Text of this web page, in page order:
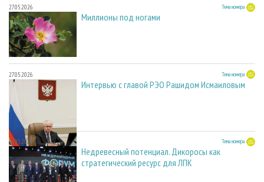
27.05.2026 Тема номера
Миллионы под ногами
27.05.2026 Тема номера
Интервью с главой РЭО Рашидом Исмаиловым
27.05.2026 Тема номера
Недревесный потенциал. Дикоросы как
стратегический ресурс для ЛПК